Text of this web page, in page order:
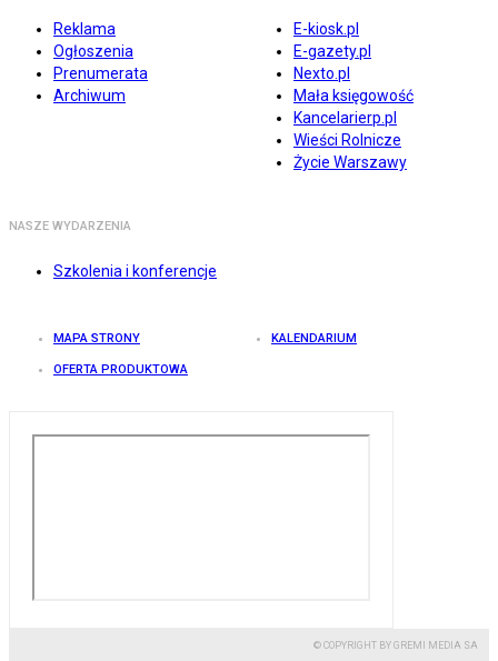
Reklama
Ogłoszenia
Prenumerata
Archiwum
E-kiosk.pl
E-gazety.pl
Nexto.pl
Mała księgowość
Kancelarierp.pl
Wieści Rolnicze
Życie Warszawy
NASZE WYDARZENIA
Szkolenia i konferencje
MAPA STRONY KALENDARIUM
OFERTA PRODUKTOWA
© COPYRIGHT BY GREMI MEDIA SA